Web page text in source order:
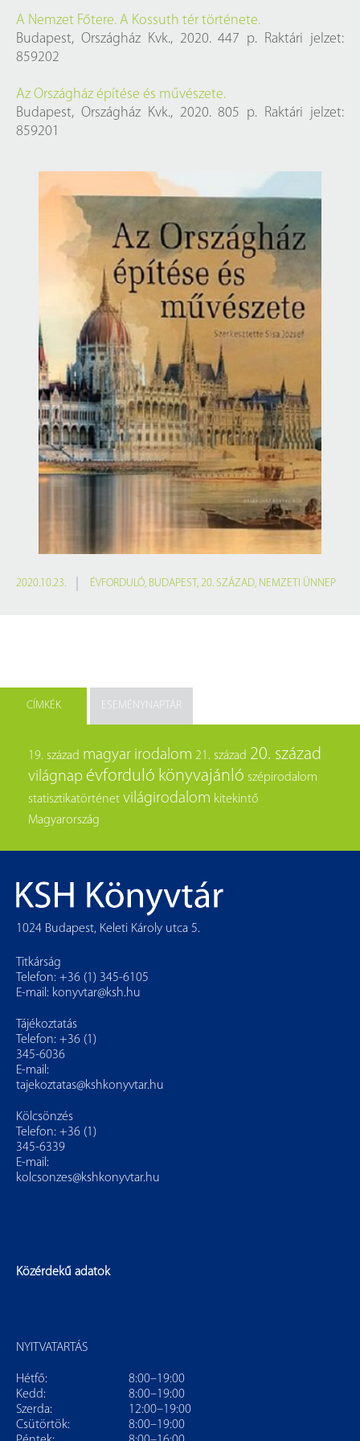
A Nemzet Főtere. A Kossuth tér története.
Budapest, Országház Kvk., 2020. 447 p. Raktári jelzet:
859202
Az Országház építése és művészete.
Budapest, Országház Kvk., 2020. 805 p. Raktári jelzet:
859201
2020.10.23. ÉVFORDULÓ, BUDAPEST, 20. SZÁZAD, NEMZETI ÜNNEP
CÍMKÉK ESEMÉNYNAPTÁR
19. század magyar irodalom 21. század 20. század
világnap évforduló könyvajánló szépirodalom
statisztikatörténet világirodalom kitekintő
Magyarország
1024 Budapest, Keleti Károly utca 5.
Titkárság
Telefon: +36 (1) 345-6105
E-mail: konyvtar@ksh.hu
Tájékoztatás
Telefon: +36 (1)
345-6036
E-mail:
tajekoztatas@kshkonyvtar.hu
Kölcsönzés
Telefon: +36 (1)
345-6339
E-mail:
kolcsonzes@kshkonyvtar.hu
Közérdekű adatok
NYITVATARTÁS
Hétfő:
8:00–19:00
Kedd:
8:00–19:00
Szerda:
12:00–19:00
Csütörtök:
8:00–19:00